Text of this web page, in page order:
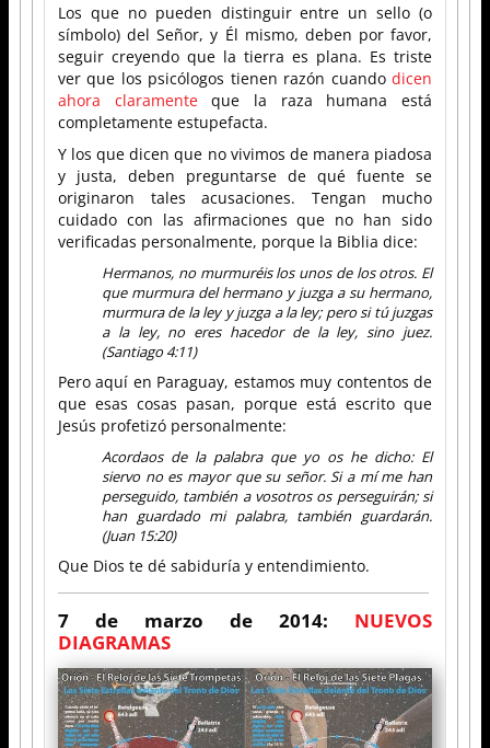
Los que no pueden distinguir entre un sello (o
símbolo) del Señor, y Él mismo, deben por favor,
seguir creyendo que la tierra es plana. Es triste
ver que los psicólogos tienen razón cuando dicen
ahora claramenteque la raza humana está
completamente estupefacta.
Y los que dicen que no vivimos de manera piadosa
y justa, deben preguntarse de qué fuente se
originaron tales acusaciones. Tengan mucho
cuidado con las afirmaciones que no han sido
verificadas personalmente, porque la Biblia dice:
Hermanos, no murmuréis los unos de los otros. El
que murmura del hermano y juzga a su hermano,
murmura de la ley y juzga a la ley; pero si tú juzgas
a la ley, no eres hacedor de la ley, sino juez.
(Santiago 4:11)
Pero aquí en Paraguay, estamos muy contentos de
que esas cosas pasan, porque está escrito que
Jesús profetizó personalmente:
Acordaos de la palabra que yo os he dicho: El
siervo no es mayor que su señor. Si a mí me han
perseguido, también a vosotros os perseguirán; si
han guardado mi palabra, también guardarán.
(Juan 15:20)
Que Dios te dé sabiduría y entendimiento.
7 de marzo de 2014: NUEVOS
DIAGRAMAS